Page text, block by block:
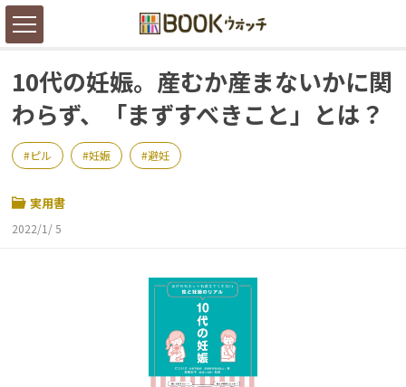
10代の妊娠。産むか産まないかに関
わらず、「まずすべきこと」とは？
ピル 妊娠 避妊
実用書
2022/1/ 5